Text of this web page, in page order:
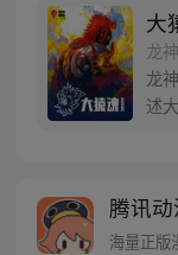
变
为
辞
寻
上
大
龙
龙
述
人…
护
腾讯
海量正版